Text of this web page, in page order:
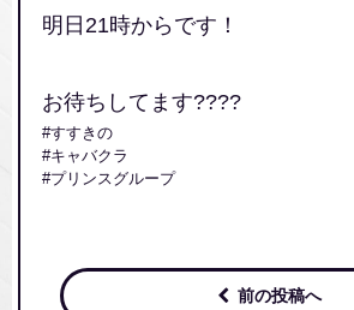
明日21時からです！
お待ちしてます????
#すすきの
#キャバクラ
#プリンスグループ
前の投稿へ